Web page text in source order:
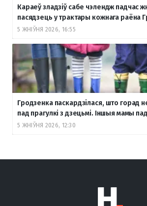
Караеў зладзіў сабе чэлендж падчас
пасядзець у трактары кожнага раёна
5 ЖНІЎНЯ 2026, 16:55
Гродзенка паскардзілася, што горад
пад прагулкі з дзецьмі. Іншыя мамы
5 ЖНІЎНЯ 2026, 12:30